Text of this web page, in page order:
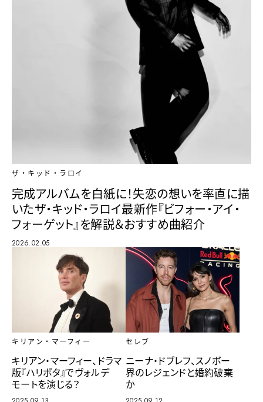
ザ・キッド・ラロイ
完成アルバムを白紙に！失恋の想いを率直に描
いたザ・キッド・ラロイ最新作『ビフォー・アイ・
フォーゲット』を解説＆おすすめ曲紹介
2026.02.05
キリアン・マーフィー
キリアン・マーフィー、ドラマ
版『ハリポタ』でヴォルデ
モートを演じる？
セレブ
ニーナ・ドブレフ、スノボー
界のレジェンドと婚約破棄
か